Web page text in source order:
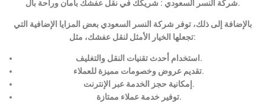
شركة النسر السعودي : شريكك في نقل عفشك بأمان وراحة بال.
بالإضافة إلى ذلك، توفر شركة النسر السعودي بعض المزايا الإضافية التي
تجعلها الخيار الأمثل لنقل عفشك، مثل:
استخدام أحدث تقنيات النقل والتغليف.
تقديم عروض وخصومات مميزة للعملاء.
إمكانية حجز الخدمة عبر الإنترنت.
توفير خدمة عملاء ممتازة.